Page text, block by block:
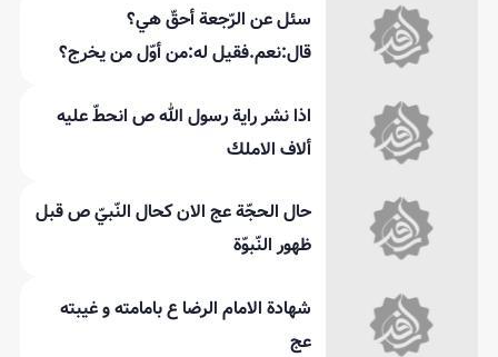
سئل عن الرّجعة أحقّ هي؟
قال:نعم.فقيل له:من أوّل من يخرج؟
اذا نشر راية رسول الله ص انحطّ عليه
ألاف الاملك
حال الحجّة عج الان كحال النّبيّ ص قبل
ظهور النّبوّة
شهادة الامام الرضا ع بامامته و غيبته
عج